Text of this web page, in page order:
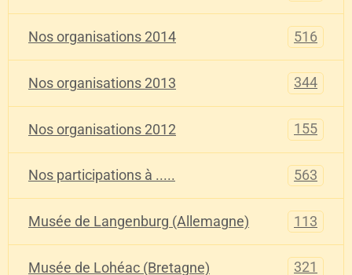
Nos organisations 2014 516
Nos organisations 2013 344
Nos organisations 2012 155
Nos participations à ..... 563
Musée de Langenburg (Allemagne) 113
Musée de Lohéac (Bretagne) 321